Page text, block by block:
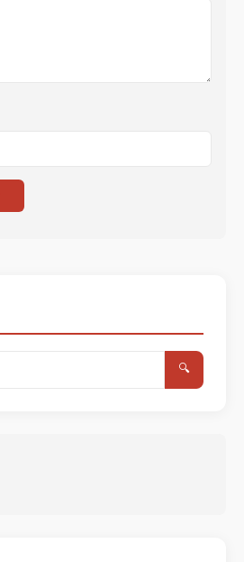
🔍